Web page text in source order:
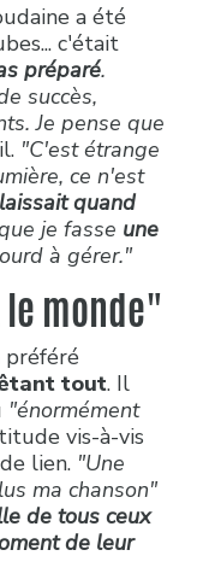
a été
c'était
préparé.
succès,
Je pense que
"C'est étrange
ce n'est
quand
je fasse une
à gérer."
monde"
préféré
tout. Il
"énormément
vis-à-vis
lien. "Une
ma chanson"
de tous ceux
de leur